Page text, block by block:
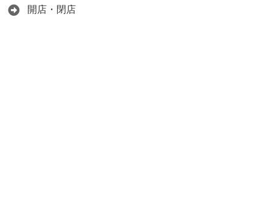
開店・閉店